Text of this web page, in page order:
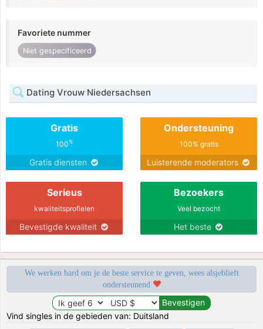
Favoriete nummer
Niet gespecificeerd
Dating Vrouw Niedersachsen
Gratis
100%
Gratis diensten
Ondersteuning
100% gratis
Luisterende moderators
Serieus
kwaliteitsprofielen
Bevestigde kwaliteit
Bezoekers
Veel bezocht
Het beste
We werken hard om je de beste service te geven, wees alsjeblieft
ondersteunend
Vind singles in de gebieden van: Duitsland